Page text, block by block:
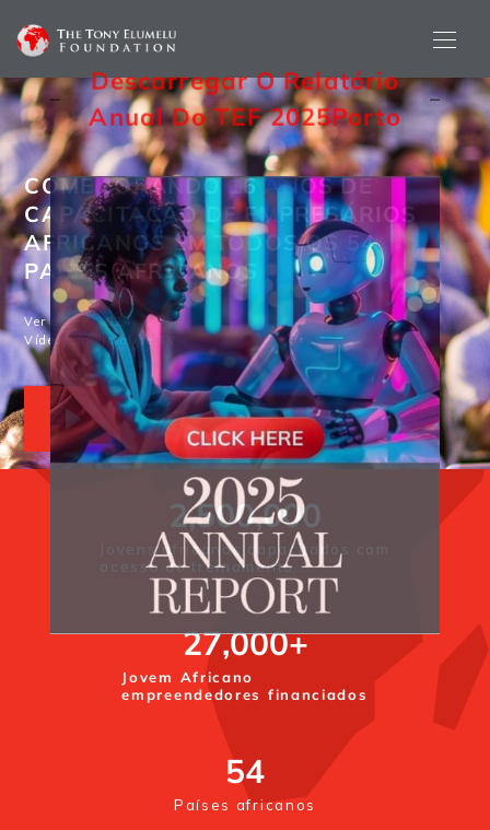
COMEMORANDO 16 ANOS DE
CAPACITAÇÃO DE EMPRESÁRIOS
AFRICANOS EM TODOS OS 54
PAÍSES AFRICANOS
Ver o TEF 2024
Vídeo comercial de TV
Jovens africanos capacitados com
acesso ao treinamento
2,500,000
Jovem Africano
empreendedores financiados
27,000+
Países africanos
54
Descarregar O Relatório
Anual Do TEF 2025Porto